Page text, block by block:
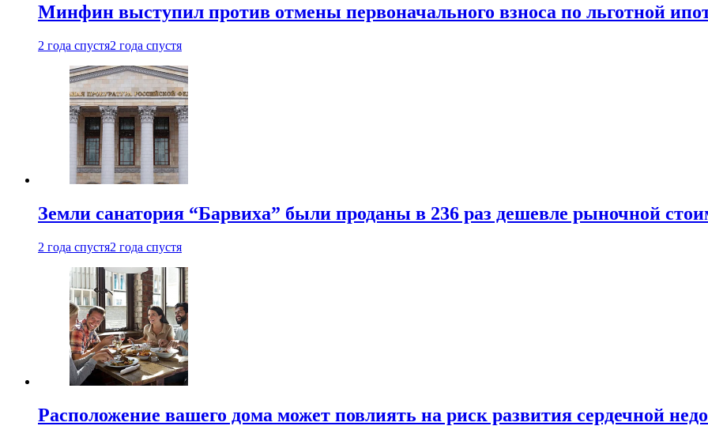
Минфин выступил против отмены первоначального взноса по льготной
2 года спустя2 года спустя
Земли санатория “Барвиха” были проданы в 236 раз дешевле рыночной
2 года спустя2 года спустя
Расположение вашего дома может повлиять на риск развития сердечной